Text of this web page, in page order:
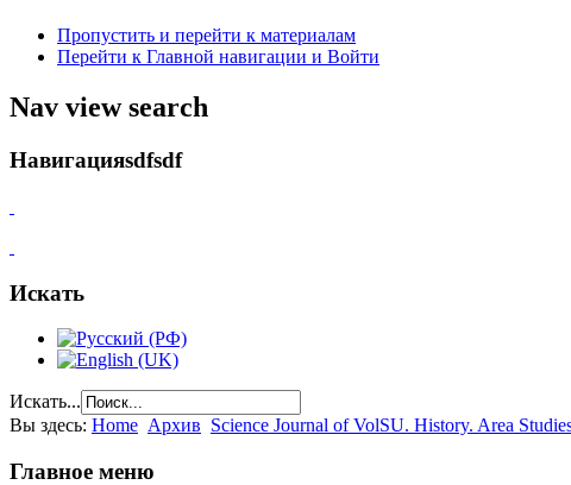
Пропустить и перейти к материалам
Перейти к Главной навигации и Войти
Nav view search
Навигацияsdfsdf
Искать
Искать...
Вы здесь: Home Архив Science Journal of VolSU. History. Area
Главное меню